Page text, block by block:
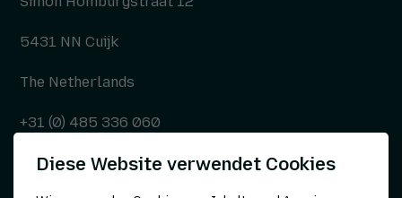
5431 NN Cuijk
The Netherlands
+31 (0) 485 336 060
info@kepser.nl
Diese Website verwendet Cookies